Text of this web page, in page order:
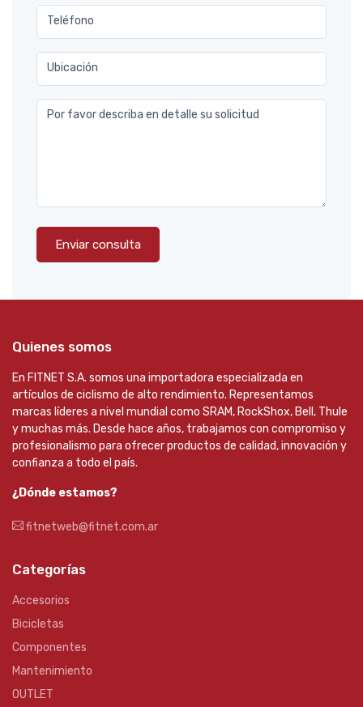
Teléfono
Ubicación
Por favor describa en detalle su solicitud
Enviar consulta
Quienes somos
En FITNET S.A. somos una importadora especializada en
artículos de ciclismo de alto rendimiento. Representamos
marcas líderes a nivel mundial como SRAM, RockShox, Bell, Thule
y muchas más. Desde hace años, trabajamos con compromiso y
profesionalismo para ofrecer productos de calidad, innovación y
confianza a todo el país.
¿Dónde estamos?
fitnetweb@fitnet.com.ar
Categorías
Accesorios
Bicicletas
Componentes
Mantenimiento
OUTLET